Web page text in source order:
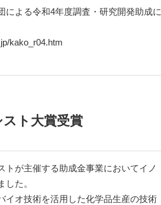
による令和4年度調査・研究開発助成に
kako_r04.htm
ト大賞受賞
トが主催する助成金事業においてイノ
た。
イオ技術を活用した化学品生産の技術